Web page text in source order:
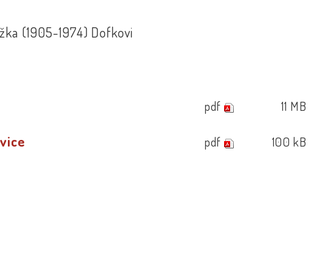
(1905-1974) Dofkovi
pdf 11 MB
pdf 100 kB